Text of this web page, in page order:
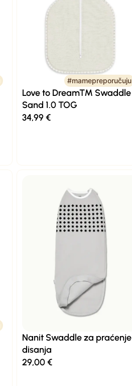
#mamepreporučuju
Love to Dream™ Swaddle
Sand 1.0 TOG
34,99€
Nanit Swaddle za praćenje
disanja
29,00€